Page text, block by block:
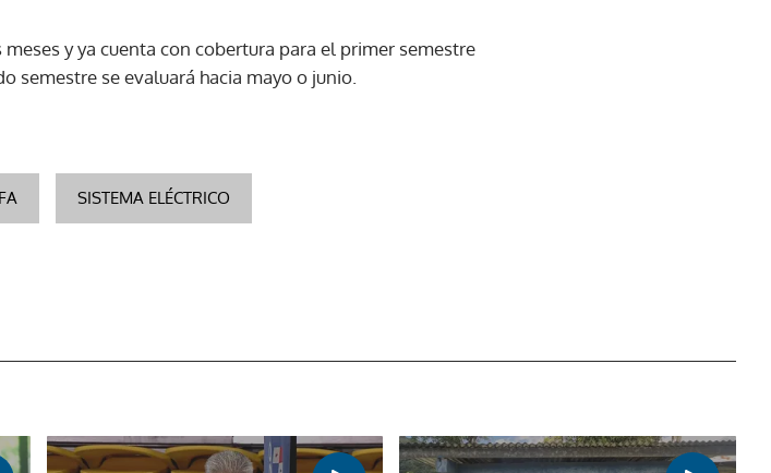
meses y ya cuenta con cobertura para el primer semestre
semestre se evaluará hacia mayo o junio.
SISTEMA ELÉCTRICO